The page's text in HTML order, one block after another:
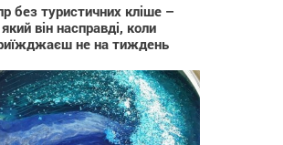
без туристичних кліше –
який він насправді, коли
не на тиждень